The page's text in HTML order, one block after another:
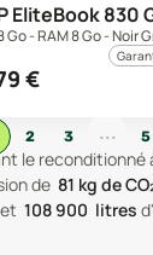
EliteBook 830
Go - RAM 8 Go - Noir
€
2 3 ... 5
le reconditionné
de 81 kg de
et 108 900 litres